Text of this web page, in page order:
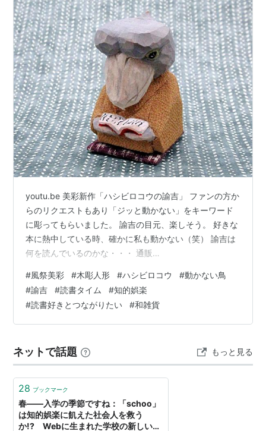
youtu.be 美彩新作「ハシビロコウの諭吉」 ファンの方か
らのリクエストもあり「ジッと動かない」をキーワード
に彫ってもらいました。 諭吉の目元、楽しそう。 好きな
本に熱中している時、確かに私も動かない（笑） 諭吉は
何を読んでいるのかな・・・ 通販
コウ #動かない鳥 #諭吉 #読書タイム #知的娯楽 #読書好
きな人と繋がりたい #和雑貨 www.youtube.com
#風祭美彩 #木彫人形 #ハシビロコウ #動かない鳥
#諭吉 #読書タイム #知的娯楽
#読書好きとつながりたい #和雑貨
ネットで話題 もっと見る
28 ブックマーク
春――入学の季節ですね：「schoo」
は知的娯楽に飢えた社会人を救う
か!? Webに生まれた学校の新しいカ